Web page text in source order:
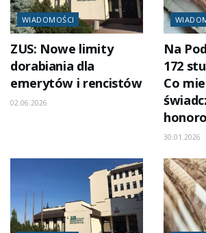
WIADOMOŚCI
ZUS: Nowe limity
dorabiania dla
emerytów i rencistów
02.06.2026
Na
172
Co
30.01.2026